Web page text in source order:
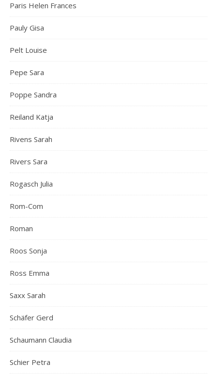
Paris Helen Frances
Pauly Gisa
Pelt Louise
Pepe Sara
Poppe Sandra
Reiland Katja
Rivens Sarah
Rivers Sara
Rogasch Julia
Rom-Com
Roman
Roos Sonja
Ross Emma
Saxx Sarah
Schäfer Gerd
Schaumann Claudia
Schier Petra